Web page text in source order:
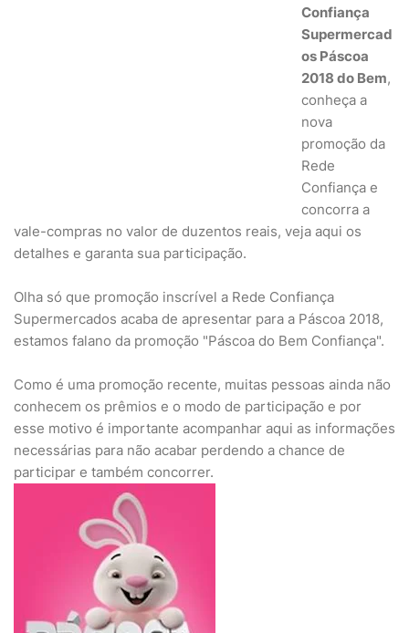
Confiança
Supermercad
os Páscoa
2018 do Bem,
conheça a
nova
promoção da
Rede
Confiança e
concorra a
vale-compras no valor de duzentos reais, veja aqui os
detalhes e garanta sua participação.
Olha só que promoção inscrível a Rede Confiança
Supermercados acaba de apresentar para a Páscoa 2018,
estamos falano da promoção "Páscoa do Bem Confiança".
Como é uma promoção recente, muitas pessoas ainda não
conhecem os prêmios e o modo de participação e por
esse motivo é importante acompanhar aqui as informações
necessárias para não acabar perdendo a chance de
participar e também concorrer.